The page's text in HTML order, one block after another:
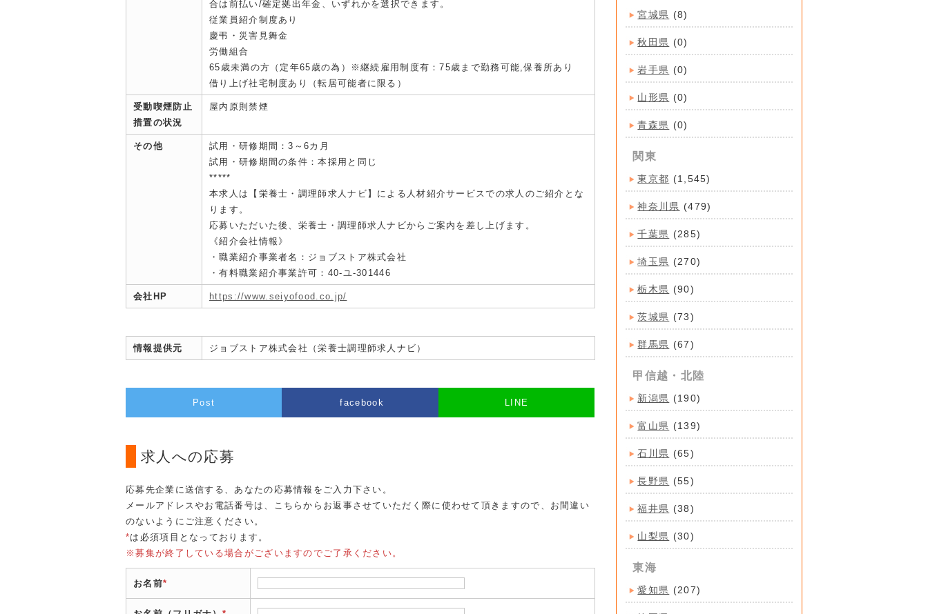
合は前払い/確定拠出年金、いずれかを選択できます。
従業員紹介制度あり
慶弔・災害見舞金
労働組合
65歳未満の方（定年65歳の為）※継続雇用制度有：75歳まで勤務可能,保養所あり
借り上げ社宅制度あり（転居可能者に限る）
受動喫煙防止
措置の状況
屋内原則禁煙
その他
試用・研修期間：3～6カ月
試用・研修期間の条件：本採用と同じ
*****
本求人は【栄養士・調理師求人ナビ】による人材紹介サービスでの求人のご紹介とな
ります。
応募いただいた後、栄養士・調理師求人ナビからご案内を差し上げます。
《紹介会社情報》
・職業紹介事業者名：ジョブストア株式会社
・有料職業紹介事業許可：40-ユ-301446
会社HP https://www.seiyofood.co.jp/
情報提供元 ジョブストア株式会社（栄養士調理師求人ナビ）
Post facebook LINE
求人への応募
応募先企業に送信する、あなたの応募情報をご入力下さい。
メールアドレスやお電話番号は、こちらからお返事させていただく際に使わせて頂きますので、お間違い
のないようにご注意ください。
*は必須項目となっております。
※募集が終了している場合がございますのでご了承ください。
お名前*
宮城県 (8)
秋田県 (0)
岩手県 (0)
山形県 (0)
青森県 (0)
関東
東京都 (1,545)
神奈川県 (479)
千葉県 (285)
埼玉県 (270)
栃木県 (90)
茨城県 (73)
群馬県 (67)
甲信越・北陸
新潟県 (190)
富山県 (139)
石川県 (65)
長野県 (55)
福井県 (38)
山梨県 (30)
東海
愛知県 (207)